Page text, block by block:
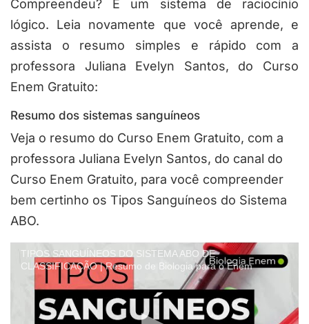
Compreendeu? É um sistema de raciocínio
lógico. Leia novamente que você aprende, e
assista o resumo simples e rápido com a
professora Juliana Evelyn Santos, do Curso
Enem Gratuito:
Resumo dos sistemas sanguíneos
Veja o resumo do Curso Enem Gratuito, com a
professora Juliana Evelyn Santos, do canal do
Curso Enem Gratuito, para você compreender
bem certinho os Tipos Sanguíneos do Sistema
ABO.
TIPOS SANGUÍNEOS DO SISTEMA ABO DE
CLASSIFICAÇÃO | Resumo de Biologia para o Enem